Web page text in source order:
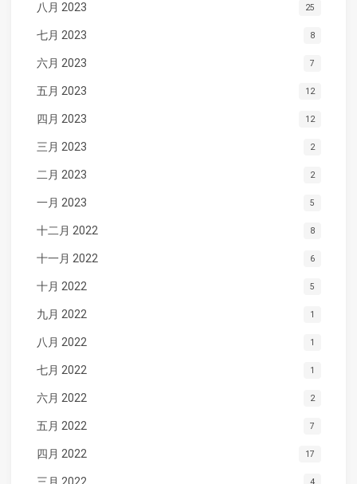
八月 2023 25
七月 2023 8
六月 2023 7
五月 2023 12
四月 2023 12
三月 2023 2
二月 2023 2
一月 2023 5
十二月 2022 8
十一月 2022 6
十月 2022 5
九月 2022 1
八月 2022 1
七月 2022 1
六月 2022 2
五月 2022 7
四月 2022 17